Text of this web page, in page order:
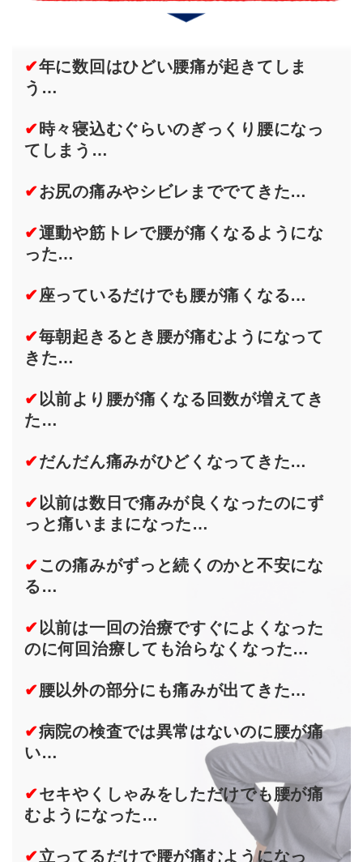
✔年に数回はひどい腰痛が起きてしま
う…
✔時々寝込むぐらいのぎっくり腰になっ
てしまう…
✔お尻の痛みやシビレまででてきた…
✔運動や筋トレで腰が痛くなるようにな
った…
✔座っているだけでも腰が痛くなる…
✔毎朝起きるとき腰が痛むようになって
きた…
✔ 以前より腰が痛くなる回数が増えてき
た…
✔だんだん痛みがひどくなってきた…
✔ 以前は数日で痛みが良くなったのにず
っと痛いままになった…
✔この痛みがずっと続くのかと不安にな
る…
✔ 以前は一回の治療ですぐによくなった
のに何回治療しても治らなくなった…
✔腰以外の部分にも痛みが出てきた…
✔病院の検査では異常はないのに腰が痛
い…
✔セキやくしゃみをしただけでも腰が痛
むようになった…
✔立ってるだけで腰が痛むようになっ